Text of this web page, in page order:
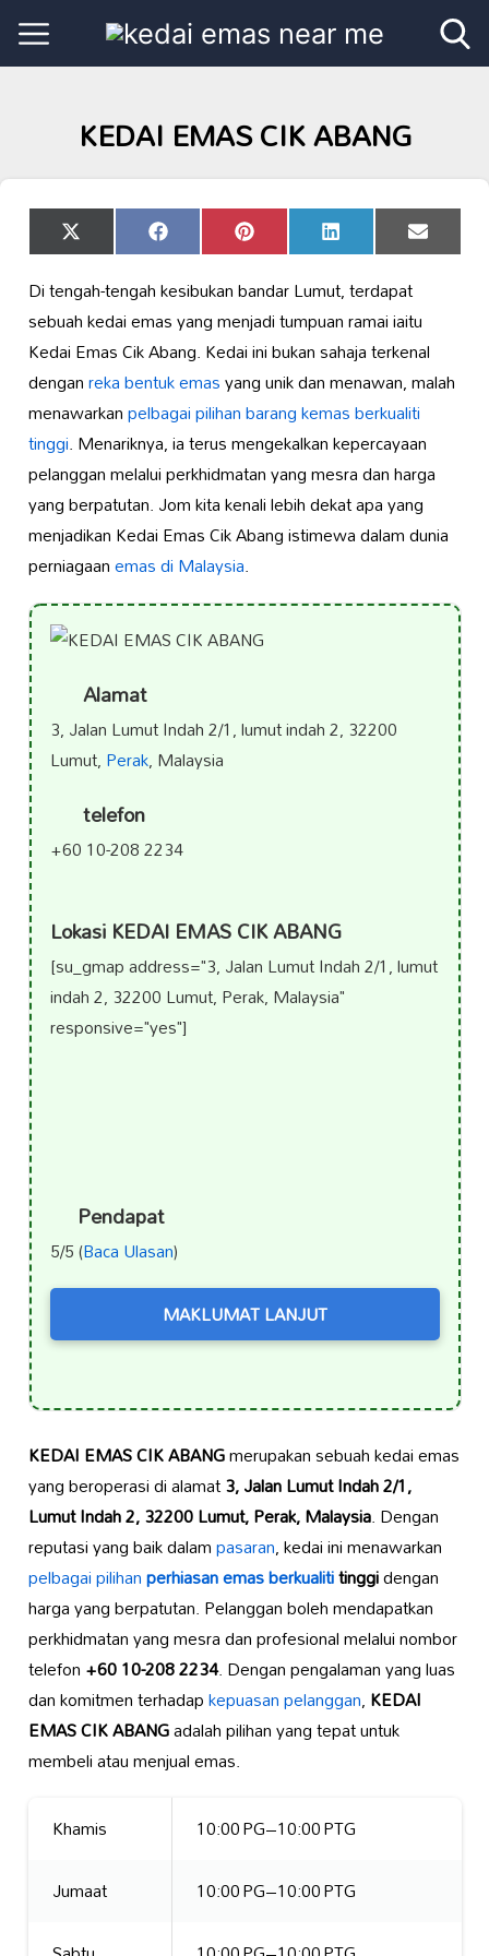
KEDAI EMAS CIK ABANG
Share
on
X
(Twitter)
Share
on
Facebook Share
on
Pinterest Share
on
LinkedIn Share
on
Email
Di tengah-tengah kesibukan bandar Lumut, terdapat
sebuah kedai emas yang menjadi tumpuan ramai iaitu
Kedai Emas Cik Abang. Kedai ini bukan sahaja terkenal
denganreka bentuk emasyang unik dan menawan, malah
menawarkanpelbagai pilihan barang kemasberkualiti
tinggi. Menariknya, ia terus mengekalkan kepercayaan
pelanggan melalui perkhidmatan yang mesra dan harga
yang berpatutan. Jom kita kenali lebih dekat apa yang
menjadikan Kedai Emas Cik Abang istimewa dalam dunia
perniagaanemas di Malaysia.
Alamat
3, Jalan Lumut Indah 2/1, lumut indah 2, 32200
Lumut,Perak, Malaysia
telefon
+60 10-208 2234
Lokasi KEDAI EMAS CIK ABANG
[su_gmap address="3, Jalan Lumut Indah 2/1, lumut
indah 2, 32200 Lumut, Perak, Malaysia"
responsive="yes"]
Pendapat
5/5 (Baca Ulasan)
MAKLUMAT LANJUT
KEDAI EMAS CIK ABANGmerupakan sebuah kedai emas
yang beroperasi di alamat3, Jalan Lumut Indah 2/1,
Lumut Indah 2, 32200 Lumut, Perak, Malaysia. Dengan
reputasi yang baik dalampasaran, kedai ini menawarkan
pelbagai pilihanperhiasan emas berkualititinggidengan
harga yang berpatutan. Pelanggan boleh mendapatkan
perkhidmatan yang mesra dan profesional melalui nombor
telefon+60 10-208 2234. Dengan pengalaman yang luas
dan komitmen terhadapkepuasan pelanggan,KEDAI
EMAS CIK ABANGadalah pilihan yang tepat untuk
membeli atau menjual emas.
Khamis
10:00 PG–10:00 PTG
Jumaat
10:00 PG–10:00 PTG